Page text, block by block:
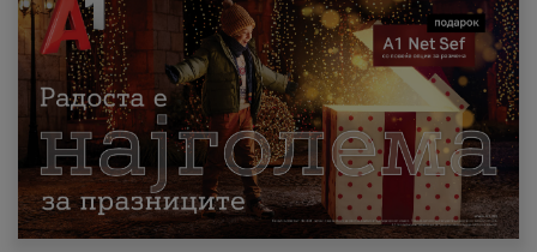
МК EN SQ
Приватни Деловни
Поддршка